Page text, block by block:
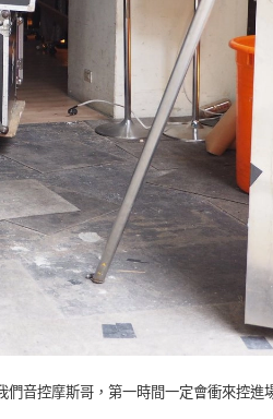
音控摩斯哥，第一時間一定會衝來控進